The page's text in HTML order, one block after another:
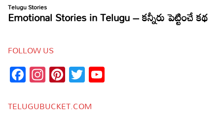
FOLLOW US
Facebook
Instagram
Pinterest
Twitter
TELUGUBUCKET.COM